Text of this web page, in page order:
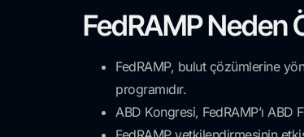
FedRAMP Neden
FedRAMP, bulut çözümlerine
programıdır.
ABD Kongresi, FedRAMP’ı